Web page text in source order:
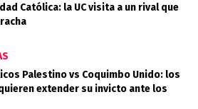
Católica: la UC visita a un rival que
Palestino vs Coquimbo Unido: los
extender su invicto ante los